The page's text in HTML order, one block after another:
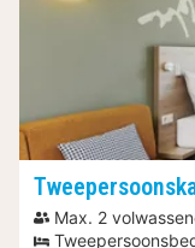
Max. 2